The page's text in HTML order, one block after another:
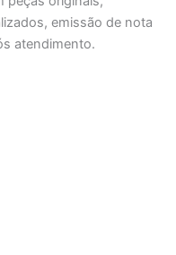
emissão de nota
atendimento.